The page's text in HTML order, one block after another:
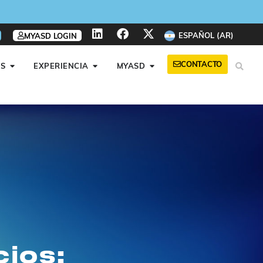
MYASD LOGIN ESPAÑOL (AR)
EXPERIENCIA MYASD CONTACTO